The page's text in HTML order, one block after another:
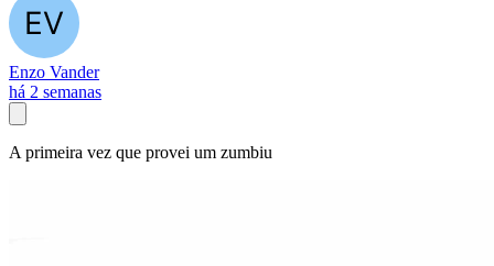
Enzo Vander
há 2 semanas
A primeira vez que provei um zumbiu